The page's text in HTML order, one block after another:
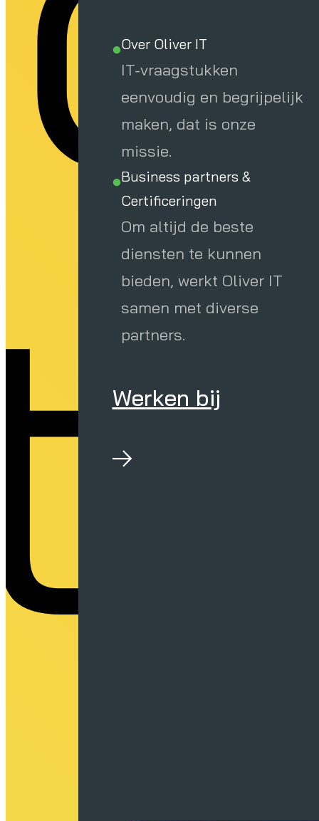
Over Oliver IT
IT-vraagstukken
eenvoudig en begrijpelijk
maken, dat is onze
missie.
Business partners &
Certificeringen
Om altijd de beste
diensten te kunnen
bieden, werkt Oliver IT
samen met diverse
partners.
Werken bij